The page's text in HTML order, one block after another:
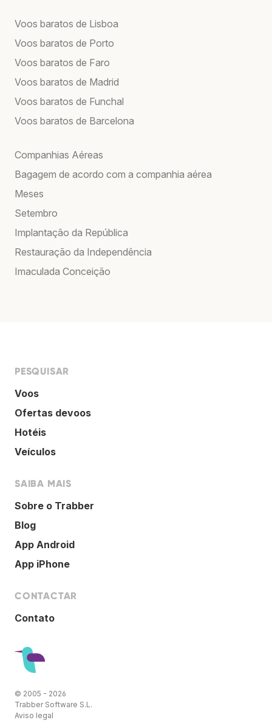
Voos baratos de Lisboa
Voos baratos de Porto
Voos baratos de Faro
Voos baratos de Madrid
Voos baratos de Funchal
Voos baratos de Barcelona
Companhias Aéreas
Bagagem de acordo com a companhia aérea
Meses
Setembro
Implantação da República
Restauração da Independência
Imaculada Conceição
PESQUISAR
Voos
Ofertas devoos
Hotéis
Veículos
SAIBA MAIS
Sobre o Trabber
Blog
App Android
App iPhone
CONTACTAR
Contato
© 2005 - 2026
Trabber Software S.L.
Aviso legal